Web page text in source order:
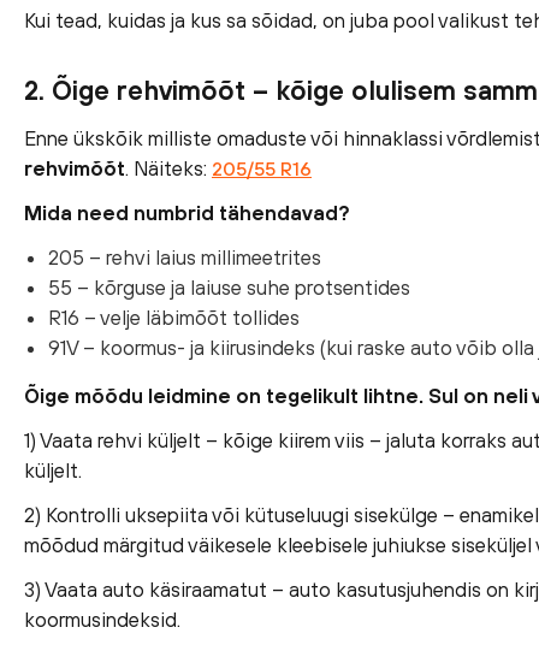
Kui tead, kuidas ja kus sa sõidad, on juba pool valikust
2. Õige rehvimõõt – kõige olulisem
Enne ükskõik milliste omaduste või hinnaklassi
rehvimõõt. Näiteks: 205/55 R16
Mida need numbrid tähendavad?
205 – rehvi laius millimeetrites
55 – kõrguse ja laiuse suhe protsentides
R16 – velje läbimõõt tollides
91V – koormus- ja kiirusindeks (kui raske auto võib
Õige mõõdu leidmine on tegelikult lihtne. Sul on neli
1) Vaata rehvi küljelt – kõige kiirem viis – jaluta korraks
küljelt.
2) Kontrolli uksepiita või kütuseluugi sisekülge –
mõõdud märgitud väikesele kleebisele juhiukse siseküljel
3) Vaata auto käsiraamatut – auto kasutusjuhendis on
koormusindeksid.